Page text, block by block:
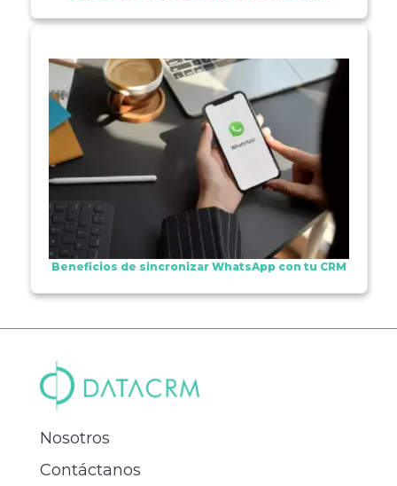
Beneficios de sincronizar WhatsApp con tu CRM
Nosotros
Contáctanos